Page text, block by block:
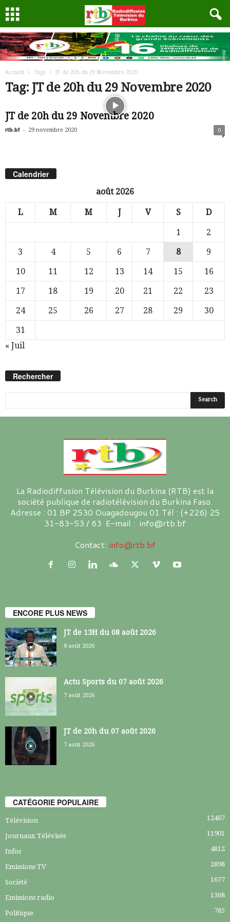
Accueil Tags JT de 20h du 29 Novembre 2020
Tag: JT de 20h du 29 Novembre 2020
JT de 20h du 29 Novembre 2020
rtb.bf - 29 novembre 2020 0
Calendrier
août 2026
L M M J V S D
1
2
3
4 5 6 7 8
9
10
11 12 13 14 15
16
17
18 19 20 21 22
23
24
25 26 27 28 29
30
31
« Juil
Rechercher
La Radiodiffusion Télévision du Burkina (RTB) est la
société publique de radiotélévision du Burkina Faso.
Adresse : 01 BP 2530 Ouagadougou 01 Tél : (+226) 25
31-83-53 / 63 E-mail : info@rtb.bf
Contact: info@rtb.bf
ENCORE PLUS NEWS
JT de 13H du 08 août 2026
8 août 2026
Actu Sports du 07 août 2026
7 août 2026
JT de 20h du 07 août 2026
7 août 2026
CATÉGORIE POPULAIRE
Télévision 12467
Journaux Télévisés 11901
Infos 4812
Emissions TV 2898
Société 1677
Emissions radio 1368
Politique 785